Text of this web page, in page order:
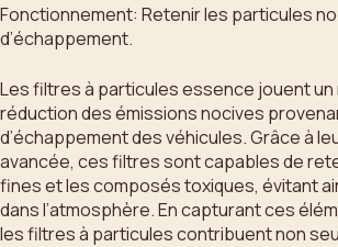
Fonctionnement: Retenir les particules
d’échappement.
Les filtres à particules essence jouent un
réduction des émissions nocives
d’échappement des véhicules. Grâce à
avancée, ces filtres sont capables de
fines et les composés toxiques, évitant
dans l’atmosphère. En capturant ces
les filtres à particules contribuent non